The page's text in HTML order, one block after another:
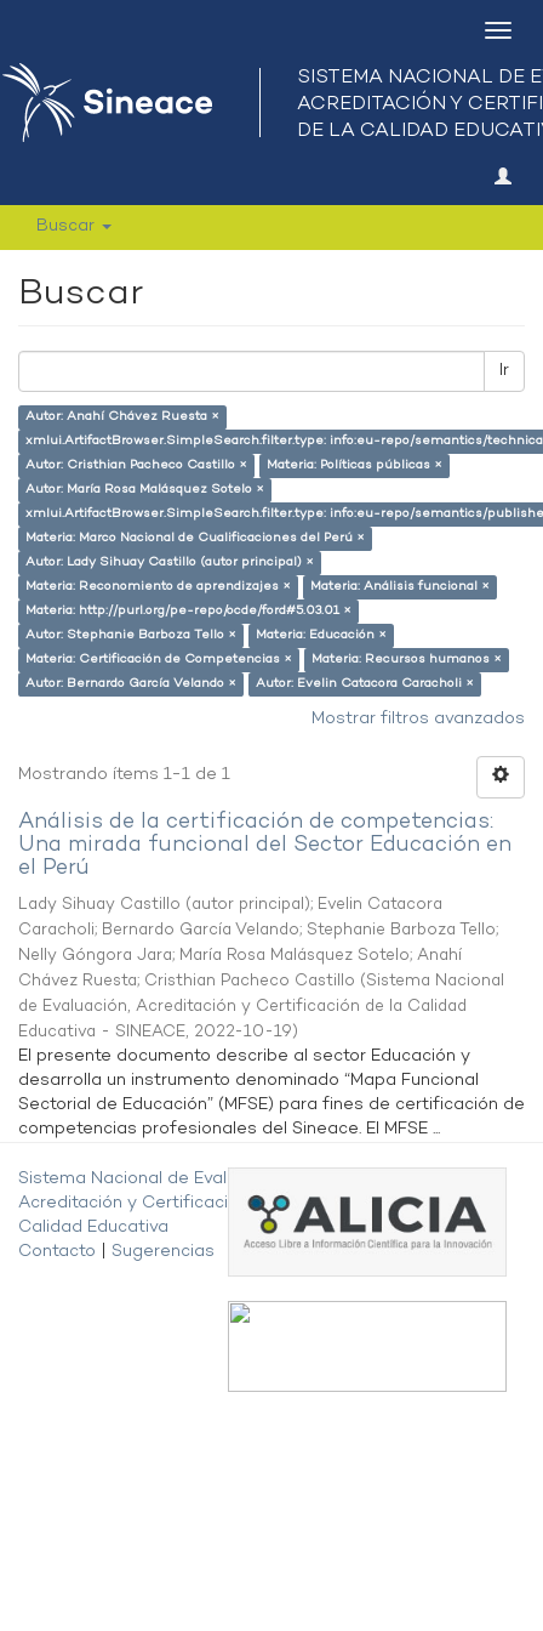
Buscar
Buscar
Ir
Autor: Anahí Chávez Ruesta ×
xmlui.ArtifactBrowser.SimpleSearch.filter.type: info:eu-repo/semantics/
Autor: Cristhian Pacheco Castillo ×
Materia: Políticas públicas ×
Autor: María Rosa Malásquez Sotelo ×
xmlui.ArtifactBrowser.SimpleSearch.filter.type: info:eu-repo/semantics/
Materia: Marco Nacional de Cualificaciones del Perú ×
Autor: Lady Sihuay Castillo (autor principal) ×
Materia: Reconomiento de aprendizajes ×
Materia: Análisis funcional ×
Materia: http://purl.org/pe-repo/ocde/ford#5.03.01 ×
Autor: Stephanie Barboza Tello ×
Materia: Educación ×
Materia: Certificación de Competencias ×
Materia: Recursos humanos ×
Autor: Bernardo García Velando ×
Autor: Evelin Catacora Caracholi ×
Mostrar filtros avanzados
Mostrando ítems 1-1 de 1
Análisis de la certificación de competencias:
Una mirada funcional del Sector Educación en
el Perú
Lady Sihuay Castillo (autor principal); Evelin Catacora
Caracholi; Bernardo García Velando; Stephanie Barboza Tello;
Nelly Góngora Jara; María Rosa Malásquez Sotelo; Anahí
Chávez Ruesta; Cristhian Pacheco Castillo (Sistema Nacional
de Evaluación, Acreditación y Certificación de la Calidad
Educativa - SINEACE, 2022-10-19)
El presente documento describe al sector Educación y
desarrolla un instrumento denominado “Mapa Funcional
Sectorial de Educación” (MFSE) para fines de certificación de
competencias profesionales del Sineace. El MFSE ...
Sistema Nacional de Evaluación,
Acreditación y Certificación de la
Calidad Educativa
Contacto
Sugerencias